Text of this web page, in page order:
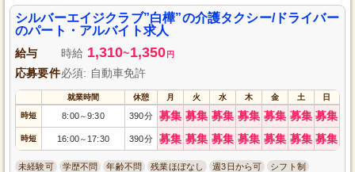
シルバーエイジクラブ”白樺”の介護タクシー/ドライバー
のパート・アルバイト求人
給与 時給 1,310~1,350 円
応募要件必須: 自動車免許
就業時間 休憩 月 火 水 木 金 土 日
時短 8:00～9:30 390分 募集 募集 募集 募集 募集 募集 募集
時短 16:00～ 17:30 390分 募集 募集 募集 募集 募集 募集 募集
未経験可 学歴不問 年齢不問 残業ほぼなし 週3日から可 シフト制